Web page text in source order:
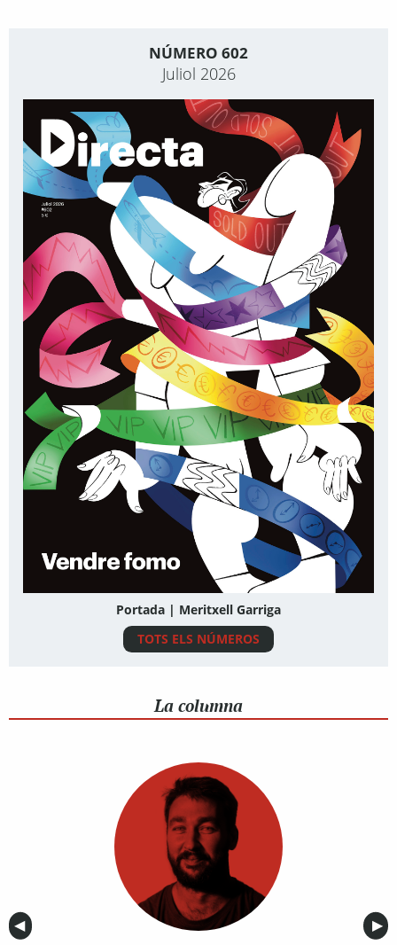
NÚMERO 602
Juliol 2026
Portada | Meritxell Garriga
TOTS ELS NÚMEROS
La columna
Anterior
◀︎ ▶︎